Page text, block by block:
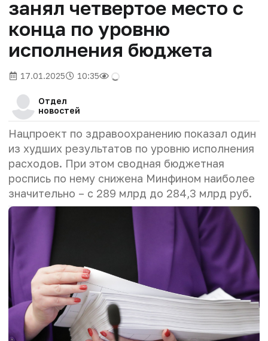
занял четвертое место с
конца по уровню
исполнения бюджета
17.01.2025 10:35
Отдел
новостей
Нацпроект по здравоохранению показал один
из худших результатов по уровню исполнения
расходов. При этом сводная бюджетная
роспись по нему снижена Минфином наиболее
значительно – с 289 млрд до 284,3 млрд руб.